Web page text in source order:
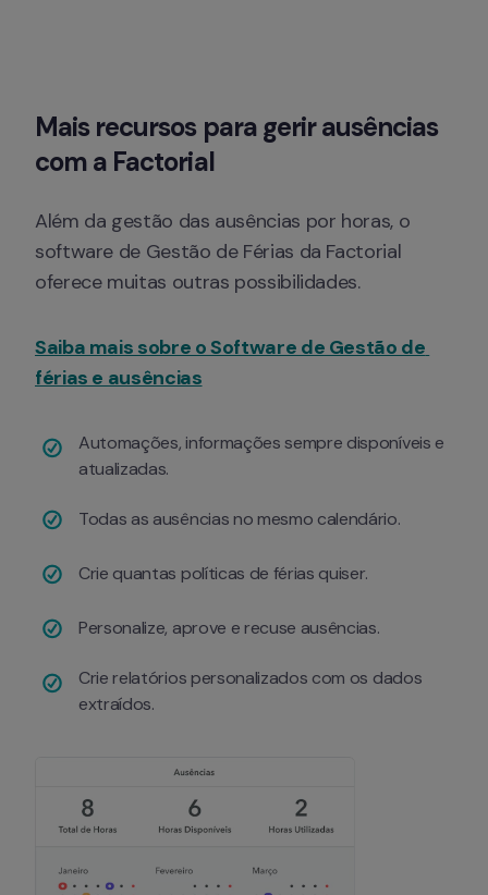
Mais recursos para gerir ausências
com a Factorial
Além da gestão das ausências por horas, o
software de Gestão de Férias da Factorial
oferece muitas outras possibilidades.
Saiba mais sobre o Software de Gestão de
férias e ausências
Automações, informações sempre disponíveis e
atualizadas.
Todas as ausências no mesmo calendário.
Crie quantas políticas de férias quiser.
Personalize, aprove e recuse ausências.
Crie relatórios personalizados com os dados
extraídos.